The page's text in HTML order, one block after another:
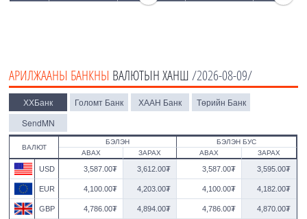
АРИЛЖААНЫ БАНКНЫ ВАЛЮТЫН ХАНШ /2026-08-09/
ХХБанк Голомт Банк ХААН Банк
Төрийн Банк
SendMN
ВАЛЮТ
БЭЛЭН
БЭЛЭН БУС
АВАХ
ЗАРАХ АВАХ ЗАРАХ
USD 3,587.00₮ 3,612.00₮ 3,587.00₮ 3,595.00₮
EUR 4,100.00₮ 4,203.00₮ 4,100.00₮ 4,182.00₮
GBP 4,786.00₮ 4,894.00₮ 4,786.00₮ 4,870.00₮